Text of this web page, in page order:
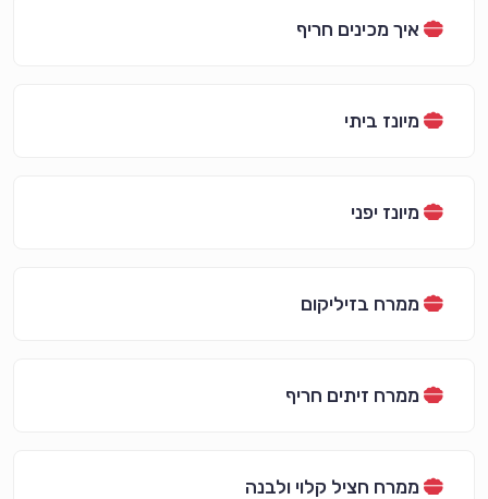
איך מכינים חריף
מיונז ביתי
מיונז יפני
ממרח בזיליקום
ממרח זיתים חריף
ממרח חציל קלוי ולבנה